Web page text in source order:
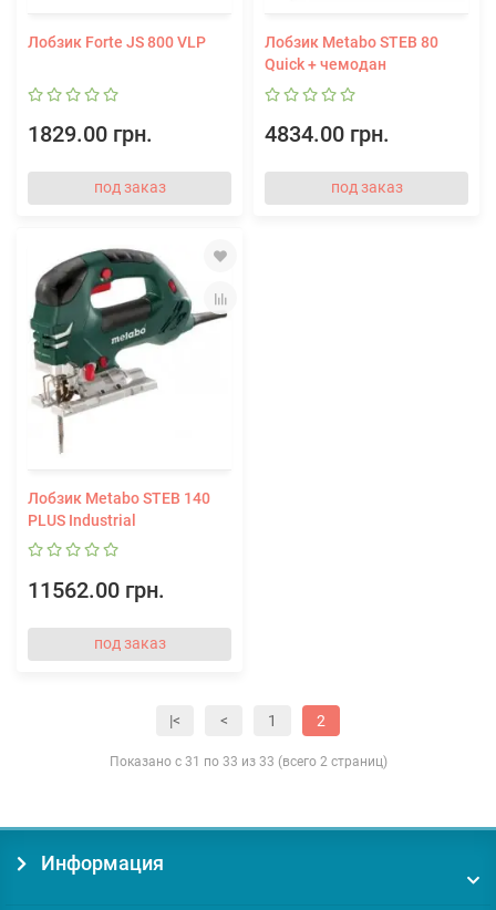
Лобзик Forte JS 800 VLP
1829.00 грн.
под заказ
Лобзик Metabo STEB 80
Quick + чемодан
4834.00 грн.
под заказ
Лобзик Metabo STEB 140
PLUS Industrial
11562.00 грн.
под заказ
|< < 1 2
Показано с 31 по 33 из 33 (всего 2 страниц)
Информация